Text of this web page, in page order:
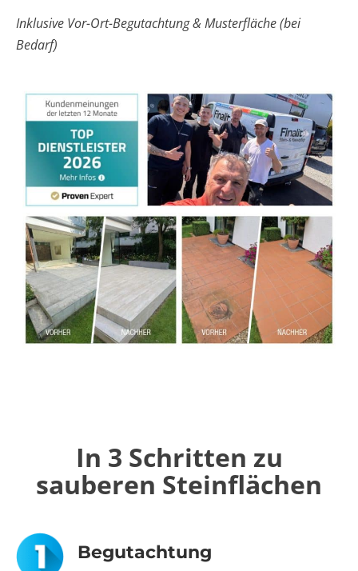
Inklusive Vor-Ort-Begutachtung & Musterfläche (bei
Bedarf)
In 3 Schritten zu
sauberen Steinflächen
Begutachtung